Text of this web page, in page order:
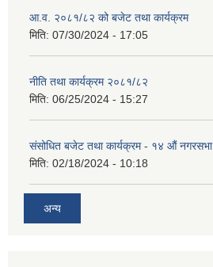
आ.व. २०८१/८२ को बजेट तथा कार्यक्रम
मिति: 07/30/2024 - 17:05
नीति तथा कार्यक्रम २०८१/८२
मिति: 06/25/2024 - 15:27
संसोधित बजेट तथा कार्यक्रम - १४ औं नगरसभा
मिति: 02/18/2024 - 10:18
अन्य